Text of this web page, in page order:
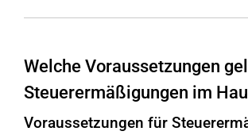
Welche Voraussetzungen
Steuerermäßigungen im
Voraussetzungen für